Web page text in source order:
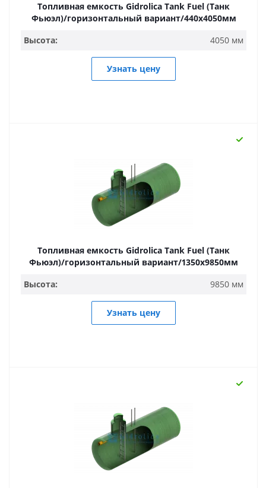
Топливная емкость Gidrolica Tank Fuel (Танк
Фьюэл)/горизонтальный вариант/440х4050мм
Высота:
4050 мм
Узнать цену
Топливная емкость Gidrolica Tank Fuel (Танк
Фьюэл)/горизонтальный вариант/1350х9850мм
Высота:
9850 мм
Узнать цену